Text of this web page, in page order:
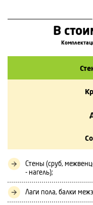
В
Стены (сруб,
- нагель);
Лаги пола, балки